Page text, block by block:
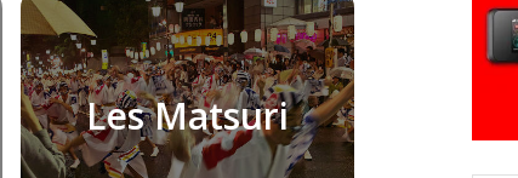
Les Matsuri